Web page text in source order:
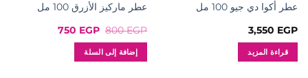
عطر أكوا دي جيو 100 مل
3,550 EGP
قراءة المزيد
عطر ماركيز الأزرق 100 مل
800EGP
السعر
هو:
800 EGP.
750 EGP
السعر
إضافة إلى السلة